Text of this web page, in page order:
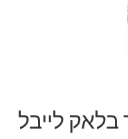
בלאק לייבל